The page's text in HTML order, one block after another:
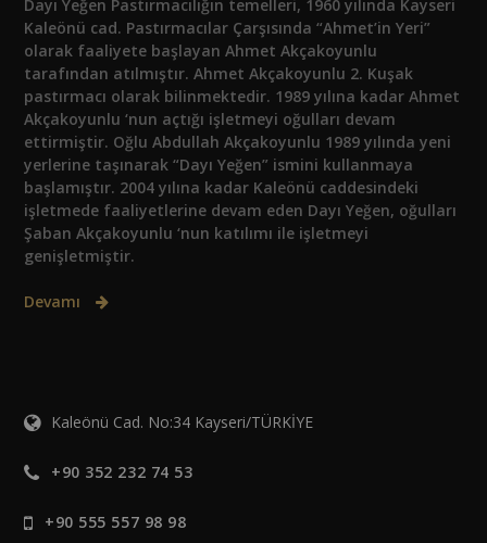
Dayı Yeğen Pastırmacılığın temelleri, 1960 yılında Kayseri
Kaleönü cad. Pastırmacılar Çarşısında “Ahmet’in Yeri”
olarak faaliyete başlayan Ahmet Akçakoyunlu
tarafından atılmıştır. Ahmet Akçakoyunlu 2. Kuşak
pastırmacı olarak bilinmektedir. 1989 yılına kadar Ahmet
Akçakoyunlu ‘nun açtığı işletmeyi oğulları devam
ettirmiştir. Oğlu Abdullah Akçakoyunlu 1989 yılında yeni
yerlerine taşınarak “Dayı Yeğen” ismini kullanmaya
başlamıştır. 2004 yılına kadar Kaleönü caddesindeki
işletmede faaliyetlerine devam eden Dayı Yeğen, oğulları
Şaban Akçakoyunlu ‘nun katılımı ile işletmeyi
genişletmiştir.
Devamı
Kaleönü Cad. No:34 Kayseri/TÜRKİYE
+90 352 232 74 53
+90 555 557 98 98